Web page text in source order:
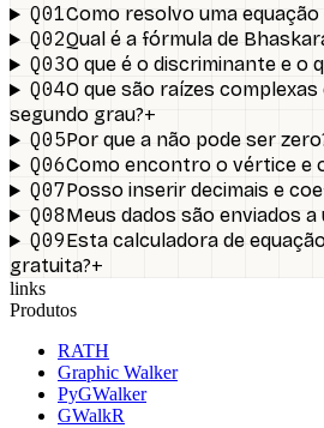
Q01Como resolvo uma
Q02Qual é a fórmula de
Q03O que é o discriminante e o
Q04O que são raízes complexas
segundo grau?+
Q05Por que a não pode ser
Q06Como encontro o vértice e
Q07Posso inserir decimais e
Q08Meus dados são enviados a
Q09Esta calculadora de
gratuita?+
links
Produtos
RATH
Graphic Walker
PyGWalker
GWalkR